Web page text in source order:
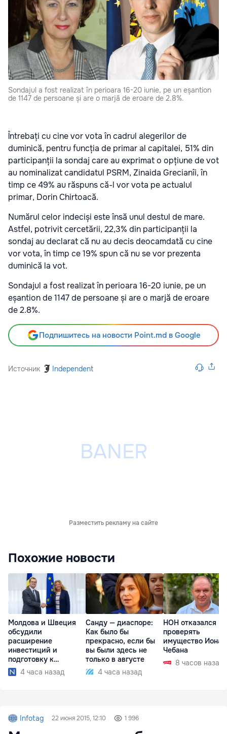
Sondajul a fost realizat în perioara 16-20 iunie, pe un eșantion
de 1147 de persoane și are o marjă de eroare de 2.8%.
Întrebați cu cine vor vota în cadrul alegerilor de
duminică, pentru funcția de primar al capitalei, 51% din
participanții la sondaj care au exprimat o opțiune de vot
au nominalizat candidatul PSRM, Zinaida Grecianîi, în
timp ce 49% au răspuns că-l vor vota pe actualul
primar, Dorin Chirtoacă.
Numărul celor indeciși este însă unul destul de mare.
Astfel, potrivit cercetării, 22,3% din participanții la
sondaj au declarat că nu au decis deocamdată cu cine
vor vota, în timp ce 19% spun că nu se vor prezenta
duminică la vot.
Sondajul a fost realizat în perioara 16-20 iunie, pe un
eșantion de 1147 de persoane și are o marjă de eroare
de 2.8%.
Подпишитесь на новости Point.md в Google
Источник Independent
Разместить рекламу на сайте
Похожие новости
Молдова и Швеция
обсудили
расширение
инвестиций и
подготовку к
отопительному
сезону
4 часа назад
Санду — диаспоре:
Как было бы
прекрасно, если бы
вы были здесь не
только в августе
4 часа назад
НОН отказался
проверять
имущество Иона
Чебана
8 часов назад
Infotag 22 июня 2015, 12:10 1 996